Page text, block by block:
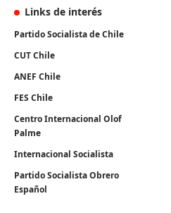
Links de interés
Partido Socialista de Chile
CUT Chile
ANEF Chile
FES Chile
Centro Internacional Olof
Palme
Internacional Socialista
Partido Socialista Obrero
Español